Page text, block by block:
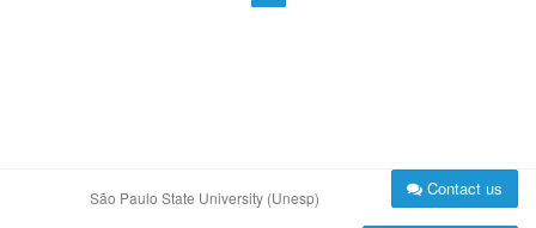
São Paulo State University (Unesp) Contact us